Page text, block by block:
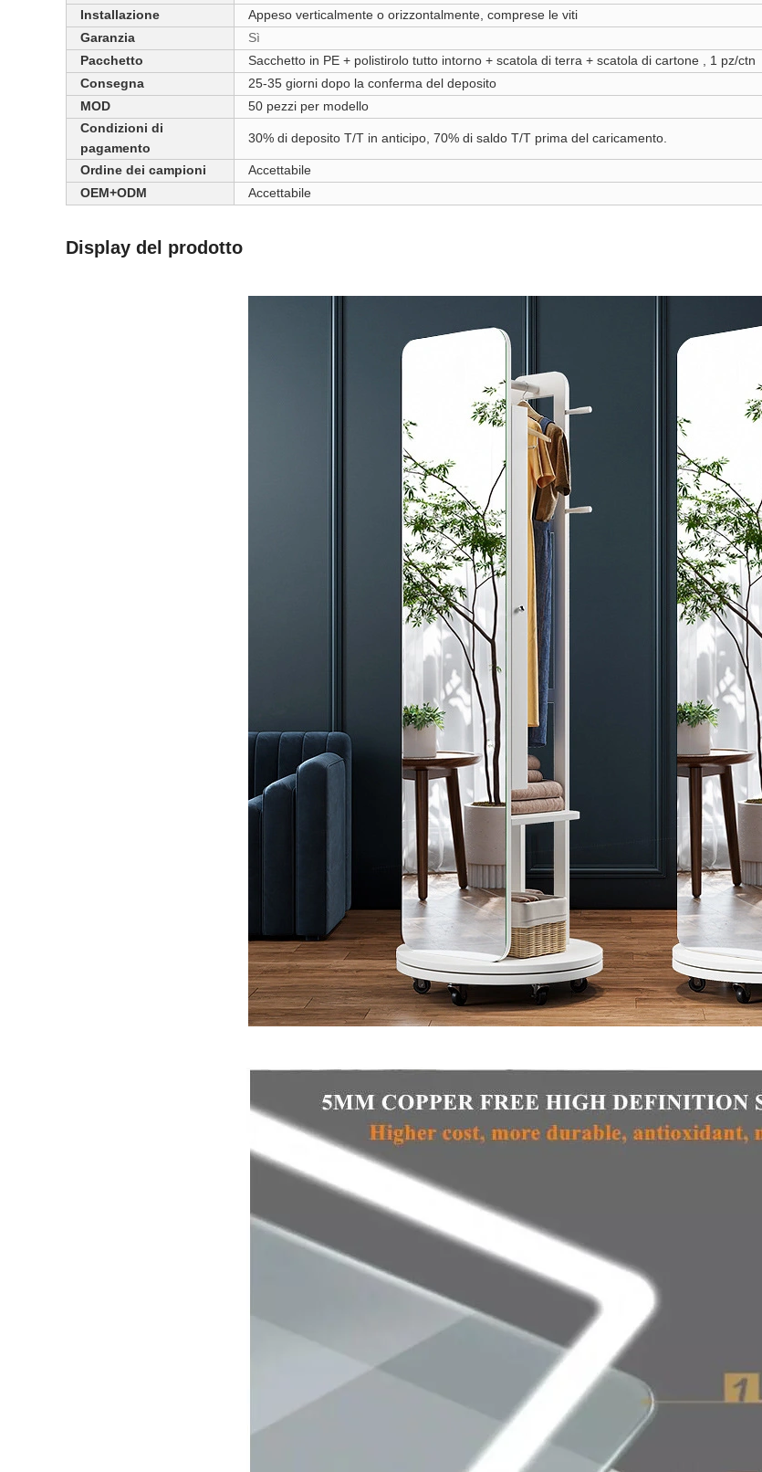
Installazione
Appeso verticalmente o orizzontalmente, comprese le viti
Garanzia
Sì
Pacchetto
Sacchetto in PE + polistirolo tutto intorno + scatola di terra + scatola di cartone , 1 pz/ctn
Consegna
25-35 giorni dopo la conferma del deposito
MOD
50 pezzi per modello
Condizioni di
pagamento
30% di deposito T/T in anticipo, 70% di saldo T/T prima del caricamento.
Ordine dei campioni
Accettabile
OEM+ODM
Accettabile
Display del prodotto